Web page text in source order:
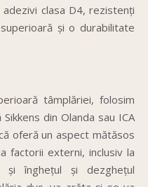
clasa D4, rezistenți
și o durabilitate
tâmplăriei, folosim
din Olanda sau ICA
oferă un aspect mătăsos
factorii externi, inclusiv la
și înghețul și dezghețul